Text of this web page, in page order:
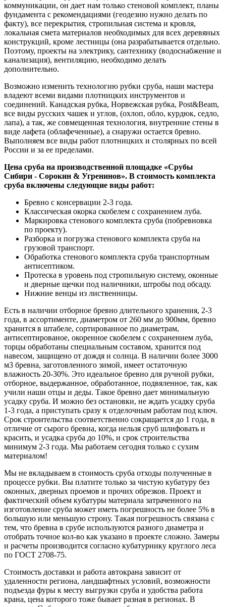
коммуникации, он дает нам только стеновой комплект, планы
фундамента с рекомендациями (геодезию нужно делать по
факту), все перекрытия, стропильная система и кровля,
локальная смета материалов необходимых для всех деревяных
конструкций, кроме лестницы (она разрабатывается отдельно.
Поэтому, проекты на электрику, сантехнику (водоснабжение и
канализация), вентиляцию, необходимо делать
дополнительно.
Возможно изменить технологию рубки сруба, наши мастера
владеют всеми видами плотницких инструментов и
соединений. Канадская рубка, Норвежская рубка, Post&Beam,
все виды русских чашек и углов, (охлоп, обло, курдюк, седло,
лапа), а так, же совмещенная технология, внутренние стены в
виде лафета (облафеченные), а снаружи остается бревно.
Выполняем все виды работ плотницких и столярных по всей
России и за ее пределами.
Цена сруба на производственной площадке «Срубы
Сибири - Сорокин & Угренинов». В стоимость комплекта
сруба включены следующие виды работ:
Бревно с консервации 2-3 года.
Классическая окорка скобелем с сохранением луба.
Маркировка стенового комплекта сруба (побревновка
по проекту).
Разборка и погрузка стенового комплекта сруба на
грузовой транспорт.
Обработка стенового комплекта сруба транспортным
антисептиком.
Протеска в уровень под стропильную систему, оконные
и дверные щечки под наличники, штробы под обсаду.
Нижние венцы из лиственницы.
Есть в наличии отборное бревно длительного хранения, 2-3
года, в ассортименте, диаметром от 260 мм до 900мм, бревно
хранится в штабеле, сортированное по диаметрам,
антисептированое, окоренное скобелем с сохранением луба,
торцы обработаны специальным составом, хранится под
навесом, защищено от дождя и солнца. В наличии более 3000
м3 бревна, заготовленного зимой, имеет остаточную
влажность 20-30%. Это идеальное бревно для ручной рубки,
отборное, выдержанное, обработанное, подвяленное, так, как
учили наши отцы и деды. Такое бревно дает минимальную
усадку сруба. И можно без остановки, не ждать усадку сруба
1-3 года, а приступать сразу к отделочным работам под ключ.
Срок строительства соответственно сокращается до 1 года, в
отличие от сырого бревна, когда нельзя сруб шлифовать и
красить, и усадка сруба до 10%, и срок строительства
минимум 2-3 года. Мы работаем сегодня только с сухим
материалом!
Мы не вкладываем в стоимость сруба отходы полученные в
процессе рубки. Вы платите только за чистую кубатуру без
оконных, дверных проемов и прочих обрезков. Проект и
фактический объем кубатуры материала затраченного на
изготовление сруба может иметь погрешность не более 5% в
большую или меньшую строну. Такая погрешность связана с
тем, что бревна в срубе используются разного диаметра и
отобрать точное кол-во как указано в проекте сложно. Замеры
и расчеты производится согласно кубатурнику круглого леса
по ГОСТ 2708-75.
Стоимость доставки и работа автокрана зависит от
удаленности региона, ландшафтных условий, возможности
подъезда фуры к месту выгрузки сруба и удобства работа
крана, цена которого тоже бывает разная в регионах. В